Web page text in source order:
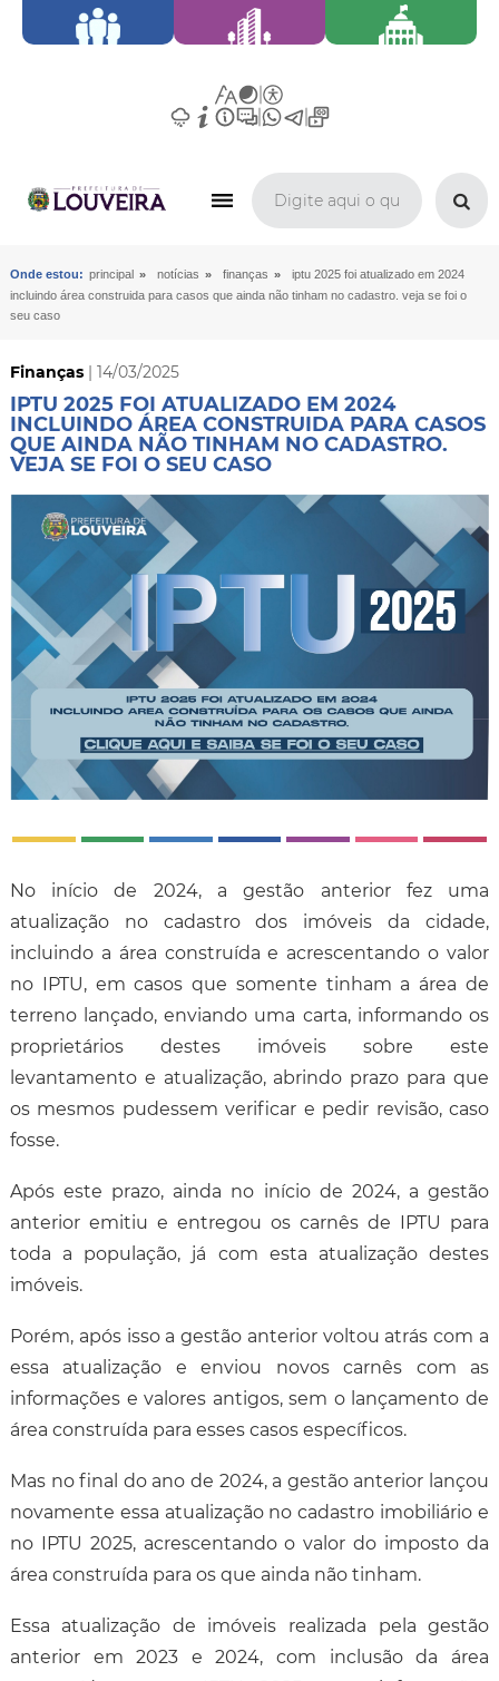
Onde estou: principal » notícias » finanças »
iptu 2025 foi atualizado em 2024
incluindo área construida para casos que ainda não tinham no cadastro. veja se foi o
seu caso
Finanças| 14/03/2025
IPTU 2025 FOI ATUALIZADO EM 2024
INCLUINDO ÁREA CONSTRUIDA PARA CASOS
QUE AINDA NÃO TINHAM NO CADASTRO.
VEJA SE FOI O SEU CASO
No início de 2024, a gestão anterior fez uma
atualização no cadastro dos imóveis da cidade,
incluindo a área construída e acrescentando o valor
no IPTU, em casos que somente tinham a área de
terreno lançado, enviando uma carta, informando os
proprietários destes imóveis sobre este
levantamento e atualização, abrindo prazo para que
os mesmos pudessem verificar e pedir revisão, caso
fosse.
Após este prazo, ainda no início de 2024, a gestão
anterior emitiu e entregou os carnês de IPTU para
toda a população, já com esta atualização destes
imóveis.
Porém, após isso a gestão anterior voltou atrás com a
essa atualização e enviou novos carnês com as
informações e valores antigos, sem o lançamento de
área construída para esses casos específicos.
Mas no final do ano de 2024, a gestão anterior lançou
novamente essa atualização no cadastro imobiliário e
no IPTU 2025, acrescentando o valor do imposto da
área construída para os que ainda não tinham.
Essa atualização de imóveis realizada pela gestão
anterior em 2023 e 2024, com inclusão da área